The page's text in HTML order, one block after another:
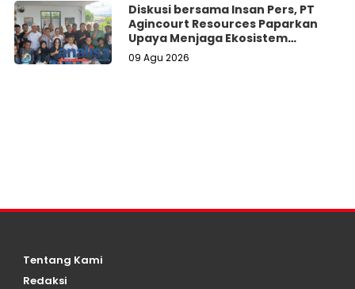
Diskusi bersama Insan Pers, PT
Agincourt Resources Paparkan
Upaya Menjaga Ekosistem
Lingkungan di Batangtoru
09 Agu 2026
Tentang Kami
Redaksi